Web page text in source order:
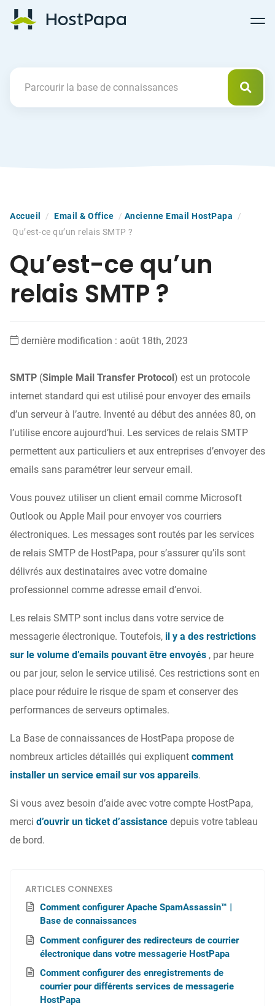
Search For
Accueil / Email & Office / Ancienne Email HostPapa
/
Qu’est-ce qu’un relais SMTP ?
Qu’est-ce qu’un
relais SMTP ?
dernière modification : août 18th, 2023
SMTP (Simple Mail Transfer Protocol) est un protocole
internet standard qui est utilisé pour envoyer des emails
d’un serveur à l’autre. Inventé au début des années 80, on
l’utilise encore aujourd’hui. Les services de relais SMTP
permettent aux particuliers et aux entreprises d’envoyer des
emails sans paramétrer leur serveur email.
Vous pouvez utiliser un client email comme Microsoft
Outlook ou Apple Mail pour envoyer vos courriers
électroniques. Les messages sont routés par les services
de relais SMTP de HostPapa, pour s’assurer qu’ils sont
délivrés aux destinataires avec votre domaine
professionnel comme adresse email d’envoi.
Les relais SMTP sont inclus dans votre service de
messagerie électronique. Toutefois, il y a des restrictions
sur le volume d’emails pouvant être envoyés , par heure
ou par jour, selon le service utilisé. Ces restrictions sont en
place pour réduire le risque de spam et conserver des
performances de serveurs optimales.
La Base de connaissances de HostPapa propose de
nombreux articles détaillés qui expliquent comment
installer un service email sur vos appareils.
Si vous avez besoin d’aide avec votre compte HostPapa,
merci d’ouvrir un ticket d’assistance depuis votre tableau
de bord.
ARTICLES CONNEXES
Comment configurer Apache SpamAssassin™︱
Base de connaissances
Comment configurer des redirecteurs de courrier
électronique dans votre messagerie HostPapa
Comment configurer des enregistrements de
courrier pour différents services de messagerie
HostPapa
us
us
us
us